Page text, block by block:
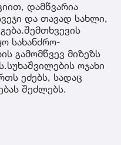
დამწვარია
და თავად სახლი,
სახანძრო-
გამომწვევ მიზეზს
ოჯახი
ეძებს, სადაც
შეძლებს.